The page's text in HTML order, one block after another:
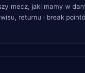
mecz, jaki mamy w
returnu i break